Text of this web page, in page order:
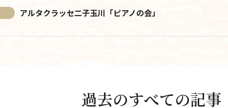
アルタクラッセ二子玉川「ピアノの会」
過去のすべての記事